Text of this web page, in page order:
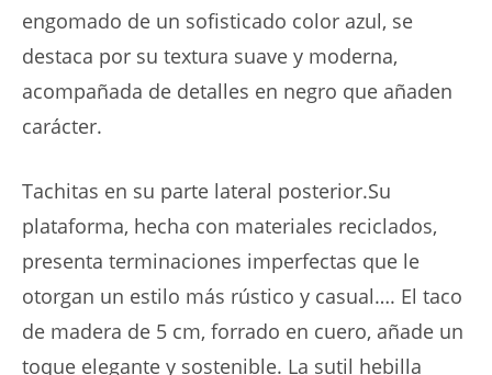
engomado de un sofisticado color azul, se
destaca por su textura suave y moderna,
acompañada de detalles en negro que añaden
carácter.
Tachitas en su parte lateral posterior.Su
plataforma, hecha con materiales reciclados,
presenta terminaciones imperfectas que le
otorgan un estilo más rústico y casual…. El taco
de madera de 5 cm, forrado en cuero, añade un
toque elegante y sostenible. La sutil hebilla